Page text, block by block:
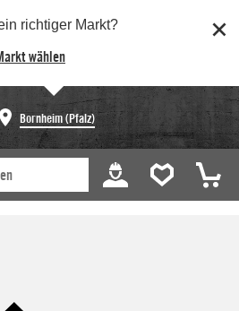
richtiger Markt?
wählen
Bornheim (Pfalz)